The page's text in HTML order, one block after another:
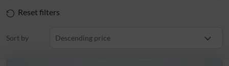
Reset filters
Sort by Descending price